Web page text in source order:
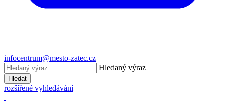
infocentrum@mesto-zatec.cz
Hledaný výraz
Hledat
rozšířené vyhledávání